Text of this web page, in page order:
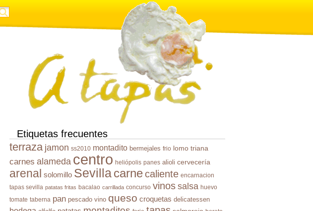
Etiquetas frecuentes
terraza jamon ss2010 montadito bermejales frio lomo triana
carnes alameda centro heliópolis panes alioli cervecería
arenal solomillo Sevillacarnecaliente encarnacion
tapas sevilla patatas fritas bacalao carrillada concurso vinos salsa huevo
tomate taberna pan pescado vino queso croquetas delicatessen